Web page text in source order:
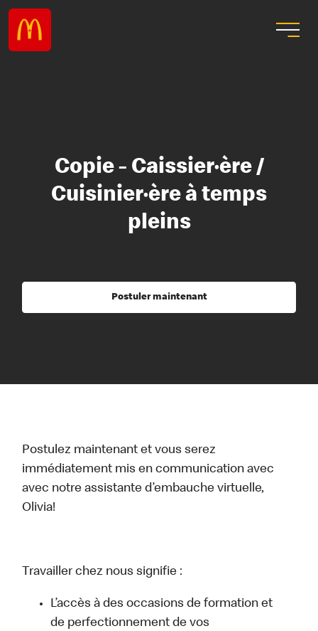
Copie - Caissier·ère /
Cuisinier·ère à temps
pleins
Postuler maintenant
Postulez maintenant et vous serez
immédiatement mis en communication avec
avec notre assistante d’embauche virtuelle,
Olivia!
Travailler chez nous signifie :
L’accès à des occasions de formation et
de perfectionnement de vos